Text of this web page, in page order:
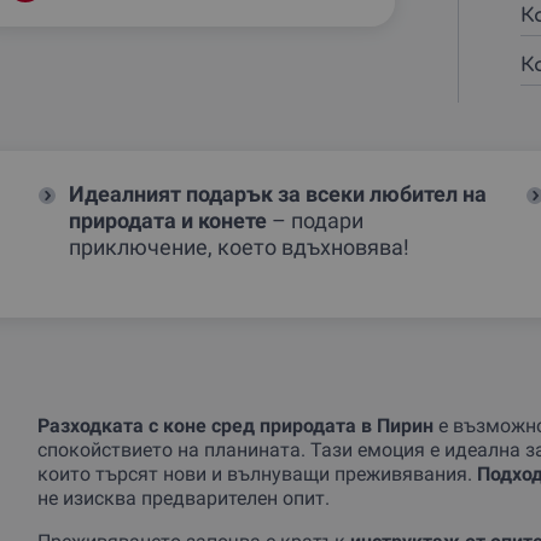
Идеалният подарък за всеки любител на
природата и конете – подари
приключение, което вдъхновява!
Разходката с коне сред природата в Пирин е
спокойствието на планината. Тази емоция е идеална
които търсят нови и вълнуващи преживявания.
не изисква предварителен опит.